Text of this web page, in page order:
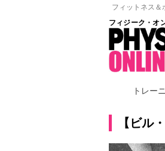
フィットネス
フィジーク・オ
トレー
【ビル